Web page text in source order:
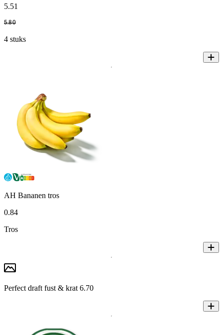
5.51
5.80
4 stuks
AH Bananen tros
0.84
Tros
Perfect draft fust & krat 6.70